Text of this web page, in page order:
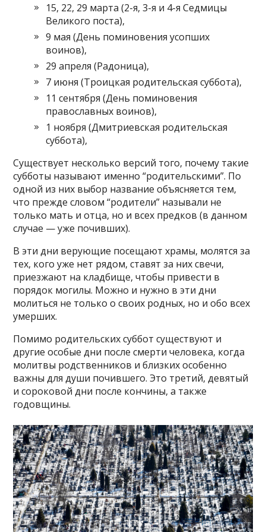
15, 22, 29 марта (2-я, 3-я и 4-я Седмицы
Великого поста),
9 мая (День поминовения усопших
воинов),
29 апреля (Радоница),
7 июня (Троицкая родительская суббота),
11 сентября (День поминовения
православных воинов),
1 ноября (Дмитриевская родительская
суббота),
Существует несколько версий того, почему такие
субботы называют именно “родительскими”. По
одной из них выбор название объясняется тем,
что прежде словом “родители” называли не
только мать и отца, но и всех предков (в данном
случае — уже почивших).
В эти дни верующие посещают храмы, молятся за
тех, кого уже нет рядом, ставят за них свечи,
приезжают на кладбище, чтобы привести в
порядок могилы. Можно и нужно в эти дни
молиться не только о своих родных, но и обо всех
умерших.
Помимо родительских суббот существуют и
другие особые дни после смерти человека, когда
молитвы родственников и близких особенно
важны для души почившего. Это третий, девятый
и сороковой дни после кончины, а также
годовщины.